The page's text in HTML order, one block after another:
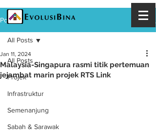
Post
All Posts
Projek
Infrastruktur
Semenanjung
Sabah & Sarawak
All Posts
Malaysia-Singapura rasmi titik pertemuan
jejambat marin projek RTS Link
Jan 11, 2024